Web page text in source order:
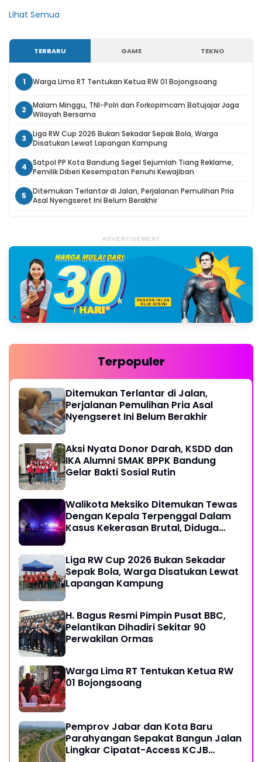
Lihat Semua
TERBARU GAME TEKNO
1 Warga Lima RT Tentukan Ketua RW 01 Bojongsoang
2
Malam Minggu, TNI-Polri dan Forkopimcam Batujajar Jaga
Wilayah Bersama
3
Liga RW Cup 2026 Bukan Sekadar Sepak Bola, Warga
Disatukan Lewat Lapangan Kampung
4
Satpol PP Kota Bandung Segel Sejumlah Tiang Reklame,
Pemilik Diberi Kesempatan Penuhi Kewajiban
5
Ditemukan Terlantar di Jalan, Perjalanan Pemulihan Pria
Asal Nyengseret Ini Belum Berakhir
ADVERTISEMENT
Terpopuler
Ditemukan Terlantar di Jalan,
Perjalanan Pemulihan Pria Asal
Nyengseret Ini Belum Berakhir
Aksi Nyata Donor Darah, KSDD dan
IKA Alumni SMAK BPPK Bandung
Gelar Bakti Sosial Rutin
Walikota Meksiko Ditemukan Tewas
Dengan Kepala Terpenggal Dalam
Kasus Kekerasan Brutal, Diduga
Liga RW Cup 2026 Bukan Sekadar
Sepak Bola, Warga Disatukan Lewat
Lapangan Kampung
H. Bagus Resmi Pimpin Pusat BBC,
Pelantikan Dihadiri Sekitar 90
Perwakilan Ormas
Warga Lima RT Tentukan Ketua RW
01 Bojongsoang
Pemprov Jabar dan Kota Baru
Parahyangan Sepakat Bangun Jalan
Lingkar Cipatat-Access KCJB